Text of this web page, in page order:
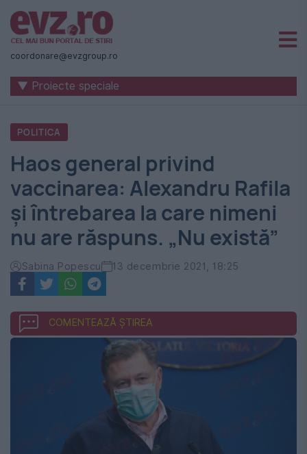
Știri
naționale
internaționale
România
-
Evenimentul
Zilei
coordonare@evzgroup.ro
▼ Proiecte speciale
POLITICA
Haos general privind
vaccinarea: Alexandru Rafila
și întrebarea la care nimeni
nu are răspuns. „Nu există”
Sabina Popescu 13 decembrie 2021, 18:25
COMENTEAZĂ ȘTIREA